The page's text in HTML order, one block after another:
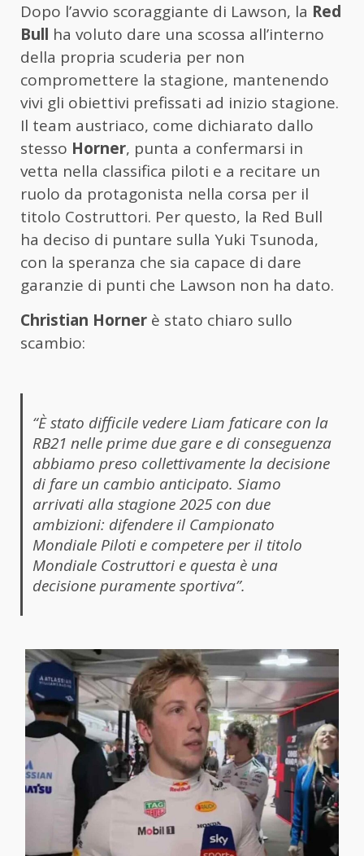
Dopo l’avvio scoraggiante di Lawson, la Red
Bull ha voluto dare una scossa all’interno
della propria scuderia per non
compromettere la stagione, mantenendo
vivi gli obiettivi prefissati ad inizio stagione.
Il team austriaco, come dichiarato dallo
stesso Horner, punta a confermarsi in
vetta nella classifica piloti e a recitare un
ruolo da protagonista nella corsa per il
titolo Costruttori. Per questo, la Red Bull
ha deciso di puntare sulla Yuki Tsunoda,
con la speranza che sia capace di dare
garanzie di punti che Lawson non ha dato.
Christian Horner è stato chiaro sullo
scambio:
“È stato difficile vedere Liam faticare con la
RB21 nelle prime due gare e di conseguenza
abbiamo preso collettivamente la decisione
di fare un cambio anticipato. Siamo
arrivati alla stagione 2025 con due
ambizioni: difendere il Campionato
Mondiale Piloti e competere per il titolo
Mondiale Costruttori e questa è una
decisione puramente sportiva”.